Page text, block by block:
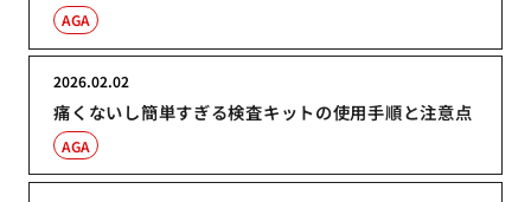
AGA
痛くないし簡単すぎる検査キットの使用手順と注意点
2026.02.02
AGA